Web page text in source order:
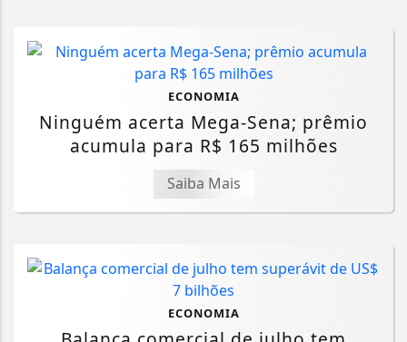
ECONOMIA
Ninguém acerta Mega-Sena; prêmio
acumula para R$ 165 milhões
Saiba Mais
ECONOMIA